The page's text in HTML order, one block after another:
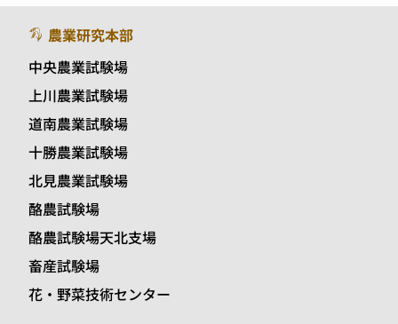
農業研究本部
中央農業試験場
上川農業試験場
道南農業試験場
十勝農業試験場
北見農業試験場
酪農試験場
酪農試験場天北支場
畜産試験場
花・野菜技術センター